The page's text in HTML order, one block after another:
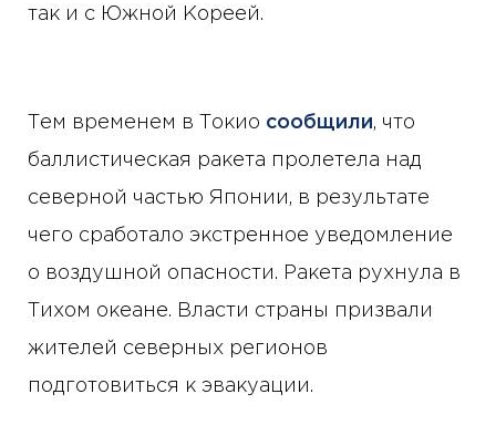
так и с Южной Кореей.
Тем временем в Токио сообщили, что
баллистическая ракета пролетела над
северной частью Японии, в результате
чего сработало экстренное уведомление
о воздушной опасности. Ракета рухнула в
Тихом океане. Власти страны призвали
жителей северных регионов
подготовиться к эвакуации.